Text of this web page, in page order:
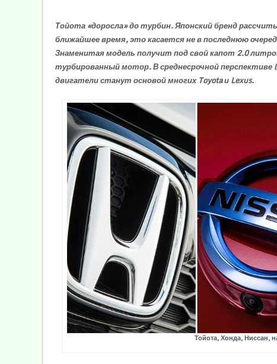
Тойота «доросла» до турбин. Японский бренд
ближайшее время, это касается не в последнюю
Знаменитая модель получит под свой капот 2.0
турбированный мотор. В среднесрочной
двигатели станут основой многих Toyota и Lexus.
Тойота, Хонда, Ниссан,